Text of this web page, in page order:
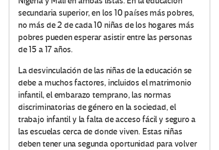
secundaria superior, en los 10 países más pobres,
no más de 2 de cada 10 niñas de los hogares más
pobres pueden esperar asistir entre las personas
de 15 a 17 años.
La desvinculación de las niñas de la educación se
debe a muchos factores, incluidos el matrimonio
infantil, el embarazo temprano, las normas
discriminatorias de género en la sociedad, el
trabajo infantil y la falta de acceso fácil y seguro a
las escuelas cerca de donde viven. Estas niñas
deben tener una segunda oportunidad para volver